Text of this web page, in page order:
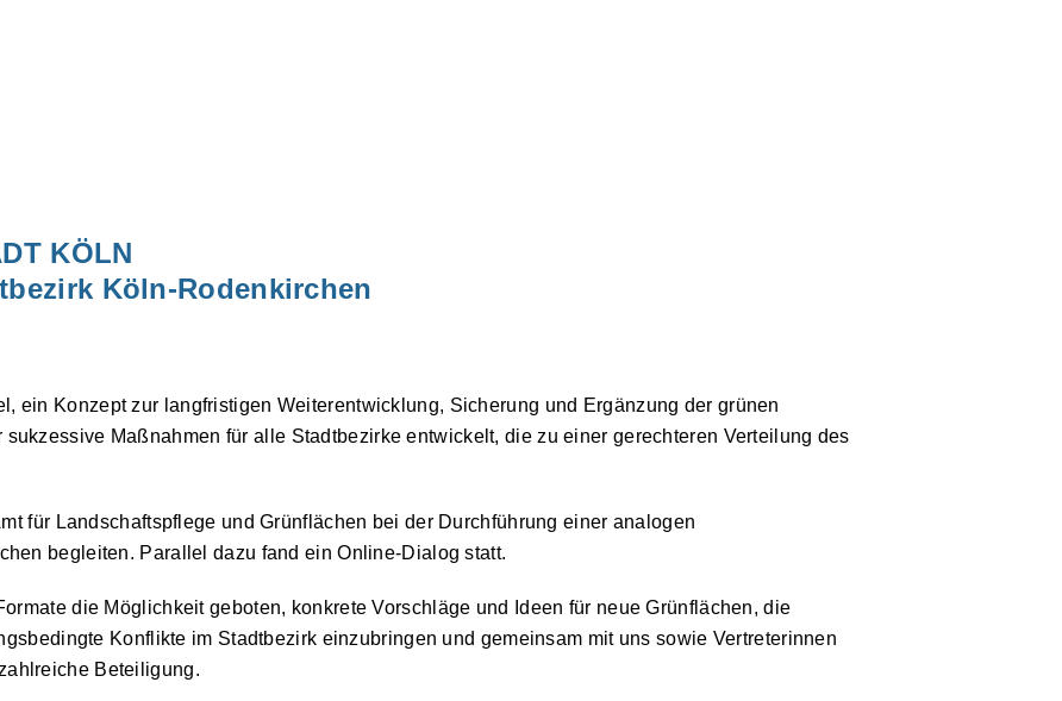
KÖLN
Köln-Rodenkirchen
ein Konzept zur langfristigen Weiterentwicklung, Sicherung und Ergänzung der grünen
Maßnahmen für alle Stadtbezirke entwickelt, die zu einer gerechteren Verteilung des
für Landschaftspflege und Grünflächen bei der Durchführung einer analogen
begleiten. Parallel dazu fand ein Online-Dialog statt.
die Möglichkeit geboten, konkrete Vorschläge und Ideen für neue Grünflächen, die
Konflikte im Stadtbezirk einzubringen und gemeinsam mit uns sowie Vertreterinnen
Beteiligung.